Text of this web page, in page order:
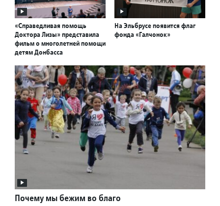
«Справедливая помощь
Доктора Лизы» представила
фильм о многолетней помощи
детям Донбасса
На Эльбрусе появится флаг
фонда «Галчонок»
Почему мы бежим во благо